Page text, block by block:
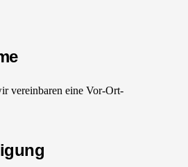
vereinbaren eine Vor-Ort-